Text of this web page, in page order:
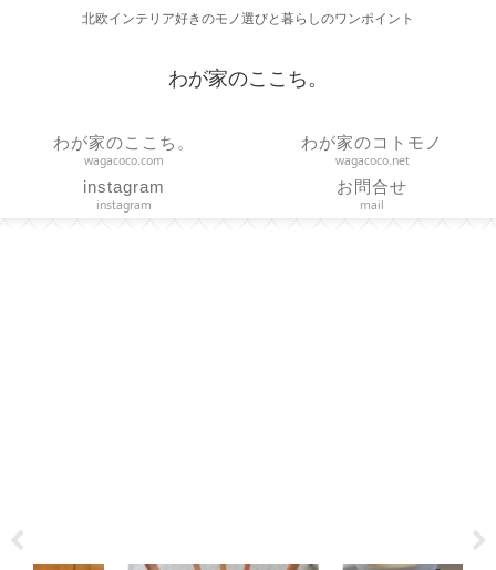
北欧インテリア好きのモノ選びと暮らしのワンポイント
わが家のここち。
わが家のここち。
wagacoco.com
わが家のコトモノ
wagacoco.net
instagram
instagram
お問合せ
mail